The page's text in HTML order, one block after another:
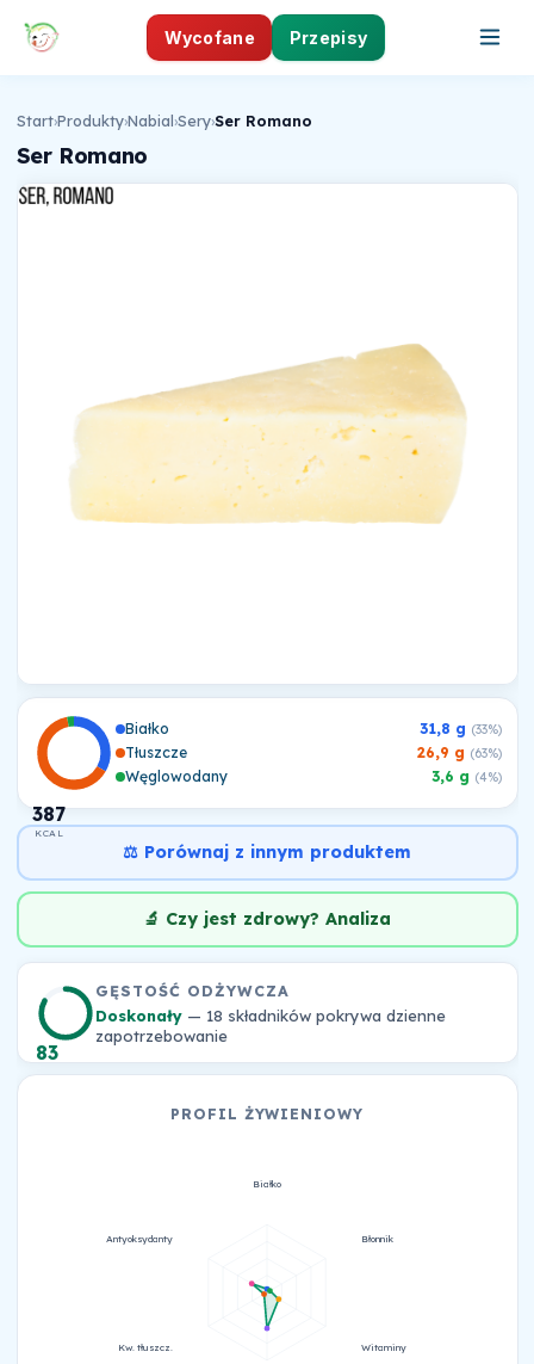
Wycofane Przepisy
Start›Produkty›Nabial›Sery›Ser Romano
Ser Romano
387
KCAL
Białko 31,8 g (33%)
Tłuszcze 26,9 g (63%)
Węglowodany 3,6 g (4%)
⚖️ Porównaj z innym produktem
🔬 Czy jest zdrowy? Analiza
83
GĘSTOŚĆ ODŻYWCZA
Doskonały— 18 składników pokrywa dzienne
zapotrzebowanie
PROFIL ŻYWIENIOWY
Białko
Błonnik
Witaminy
Kw. tłuszcz.
Antyoksydanty